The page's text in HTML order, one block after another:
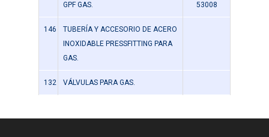
GPF GAS.
53008
146
TUBERÍA Y ACCESORIO DE ACERO
INOXIDABLE PRESSFITTING PARA
GAS.
132 VÁLVULAS PARA GAS.